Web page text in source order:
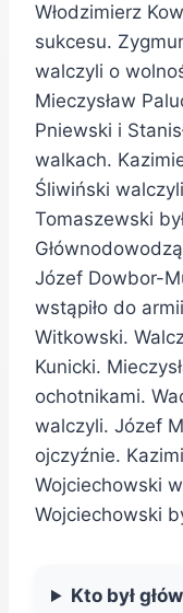
Włodzimierz
sukcesu.
walczyli o
Mieczysław
Pniewski i
walkach.
Śliwiński
Tomaszewski
Józef Dowbor-
wstąpiło do
Witkowski.
Kunicki.
ochotnikami.
walczyli. Józef
ojczyźnie.
Wojciechowski
Wojciechowski
Kto był